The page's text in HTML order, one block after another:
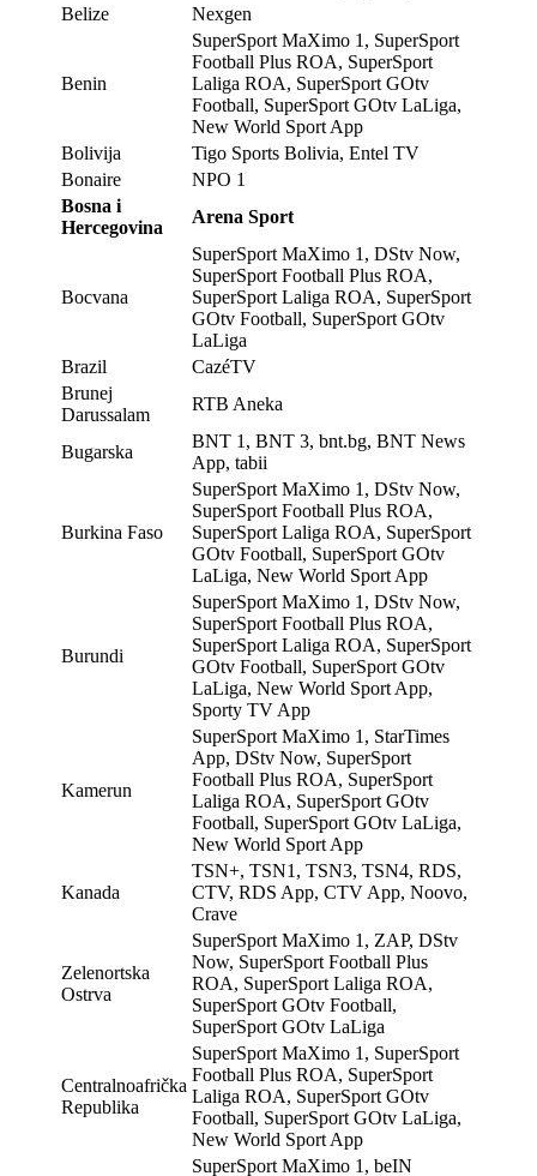
Belize
Nexgen
Benin
SuperSport MaXimo 1, SuperSport
Football Plus ROA, SuperSport
Laliga ROA, SuperSport GOtv
Football, SuperSport GOtv LaLiga,
New World Sport App
Bolivija
Tigo Sports Bolivia, Entel TV
Bonaire
NPO 1
Bosna i
Hercegovina
Arena Sport
Bocvana
SuperSport MaXimo 1, DStv Now,
SuperSport Football Plus ROA,
SuperSport Laliga ROA, SuperSport
GOtv Football, SuperSport GOtv
LaLiga
Brazil
CazéTV
Brunej
Darussalam
RTB Aneka
Bugarska
BNT 1, BNT 3, bnt.bg, BNT News
App, tabii
Burkina Faso
SuperSport MaXimo 1, DStv Now,
SuperSport Football Plus ROA,
SuperSport Laliga ROA, SuperSport
GOtv Football, SuperSport GOtv
LaLiga, New World Sport App
Burundi
SuperSport MaXimo 1, DStv Now,
SuperSport Football Plus ROA,
SuperSport Laliga ROA, SuperSport
GOtv Football, SuperSport GOtv
LaLiga, New World Sport App,
Sporty TV App
Kamerun
SuperSport MaXimo 1, StarTimes
App, DStv Now, SuperSport
Football Plus ROA, SuperSport
Laliga ROA, SuperSport GOtv
Football, SuperSport GOtv LaLiga,
New World Sport App
Kanada
TSN+, TSN1, TSN3, TSN4, RDS,
CTV, RDS App, CTV App, Noovo,
Crave
Zelenortska
Ostrva
SuperSport MaXimo 1, ZAP, DStv
Now, SuperSport Football Plus
ROA, SuperSport Laliga ROA,
SuperSport GOtv Football,
SuperSport GOtv LaLiga
Centralnoafrička
Republika
SuperSport MaXimo 1, SuperSport
Football Plus ROA, SuperSport
Laliga ROA, SuperSport GOtv
Football, SuperSport GOtv LaLiga,
New World Sport App
SuperSport MaXimo 1, beIN